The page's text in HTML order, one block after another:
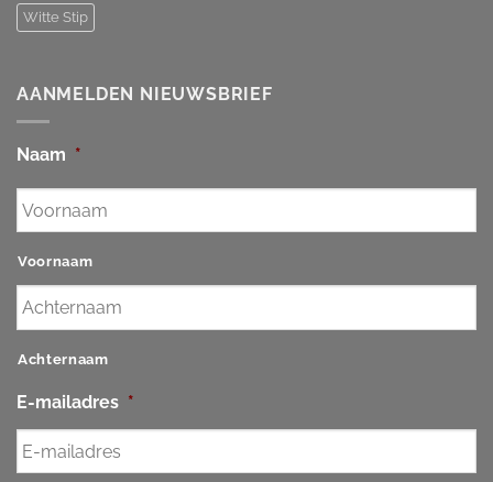
Witte Stip
AANMELDEN NIEUWSBRIEF
Naam *
Voornaam
Achternaam
E-mailadres *